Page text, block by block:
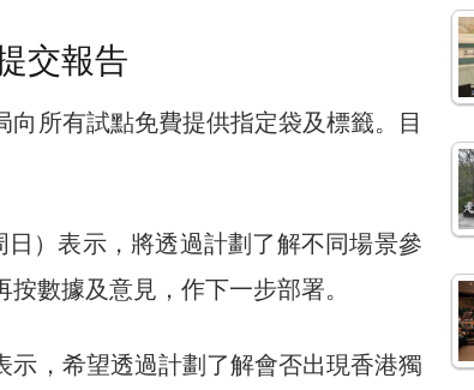
交報告
所有試點免費提供指定袋及標籤。目
）表示，將透過計劃了解不同場景參
數據及意見，作下一步部署。
，希望透過計劃了解會否出現香港獨